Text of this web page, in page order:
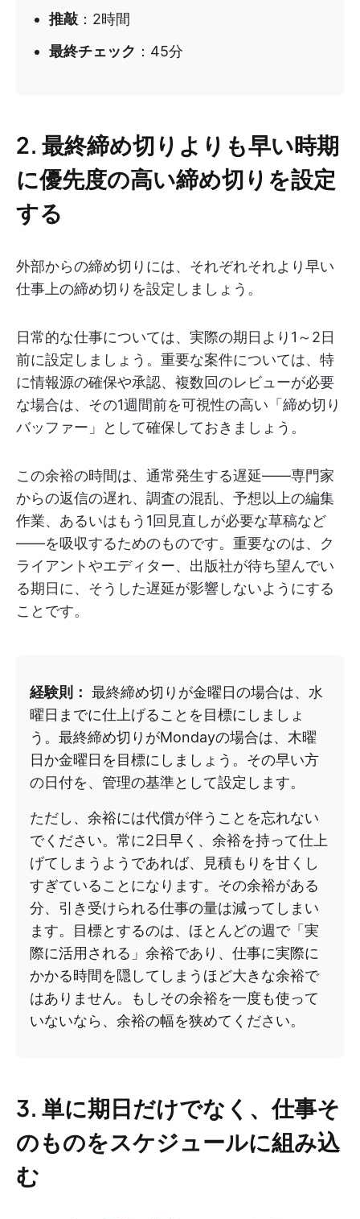
推敲 ：2時間
最終チェック ：45分
2. 最終締め切りよりも早い時期
に優先度の高い締め切りを設定
する
外部からの締め切りには、それぞれそれより早い
仕事上の締め切りを設定しましょう。
日常的な仕事については、実際の期日より1～2日
前に設定しましょう。重要な案件については、特
に情報源の確保や承認、複数回のレビューが必要
な場合は、その1週間前を可視性の高い「締め切り
バッファー」として確保しておきましょう。
この余裕の時間は、通常発生する遅延――専門家
からの返信の遅れ、調査の混乱、予想以上の編集
作業、あるいはもう1回見直しが必要な草稿など
――を吸収するためのものです。重要なのは、ク
ライアントやエディター、出版社が待ち望んでい
る期日に、そうした遅延が影響しないようにする
ことです。
経験則： 最終締め切りが金曜日の場合は、水
曜日までに仕上げることを目標にしましょ
う。最終締め切りがMondayの場合は、木曜
日か金曜日を目標にしましょう。その早い方
の日付を、管理の基準として設定します。
ただし、余裕には代償が伴うことを忘れない
でください。常に2日早く、余裕を持って仕上
げてしまうようであれば、見積もりを甘くし
すぎていることになります。その余裕がある
分、引き受けられる仕事の量は減ってしまい
ます。目標とするのは、ほとんどの週で「実
際に活用される」余裕であり、仕事に実際に
かかる時間を隠してしまうほど大きな余裕で
はありません。もしその余裕を一度も使って
いないなら、余裕の幅を狭めてください。
3. 単に期日だけでなく、仕事そ
のものをスケジュールに組み込
む